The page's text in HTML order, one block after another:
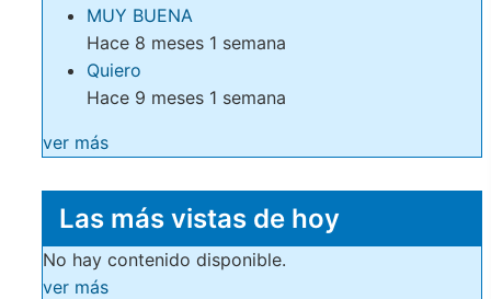
MUY BUENA
Hace 8 meses 1 semana
Quiero
Hace 9 meses 1 semana
ver más
Las más vistas de hoy
No hay contenido disponible.
ver más